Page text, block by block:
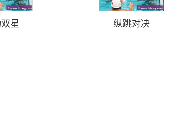
星 纵跳对决